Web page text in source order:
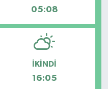
05:08
İKINDI
16:05